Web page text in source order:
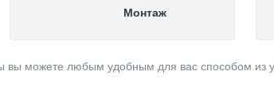
Внутр. бак
вы можете любым удобным для вас способом из
Монтаж